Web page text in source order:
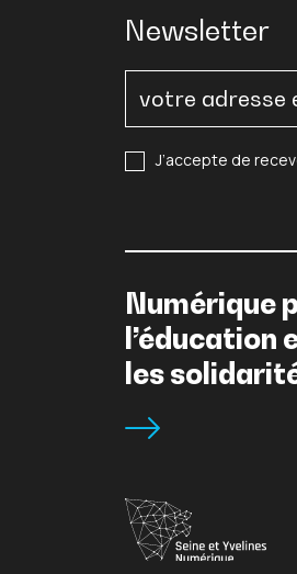
Newsletter
J’accepte de
Numérique
l’éducation
les